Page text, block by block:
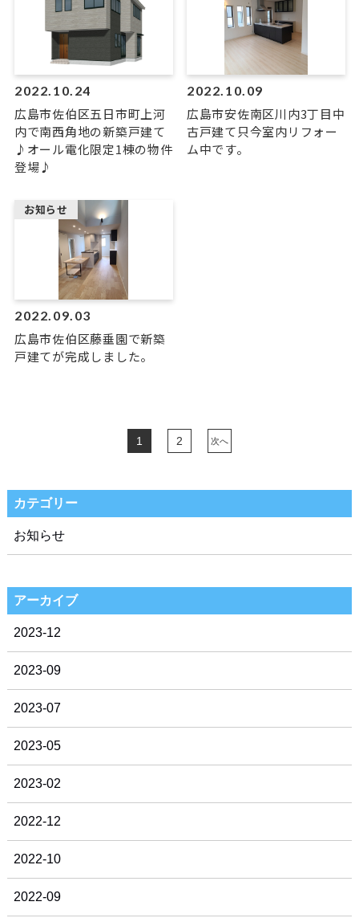
2022.10.24
広島市佐伯区五日市町上河
内で南西角地の新築戸建て
♪オール電化限定1棟の物件
登場♪
2022.10.09
広島市安佐南区川内3丁目中
古戸建て只今室内リフォー
ム中です。
お知らせ
2022.09.03
広島市佐伯区藤垂園で新築
戸建てが完成しました。
1 2 次へ
カテゴリー
お知らせ
アーカイブ
2023-12
2023-09
2023-07
2023-05
2023-02
2022-12
2022-10
2022-09